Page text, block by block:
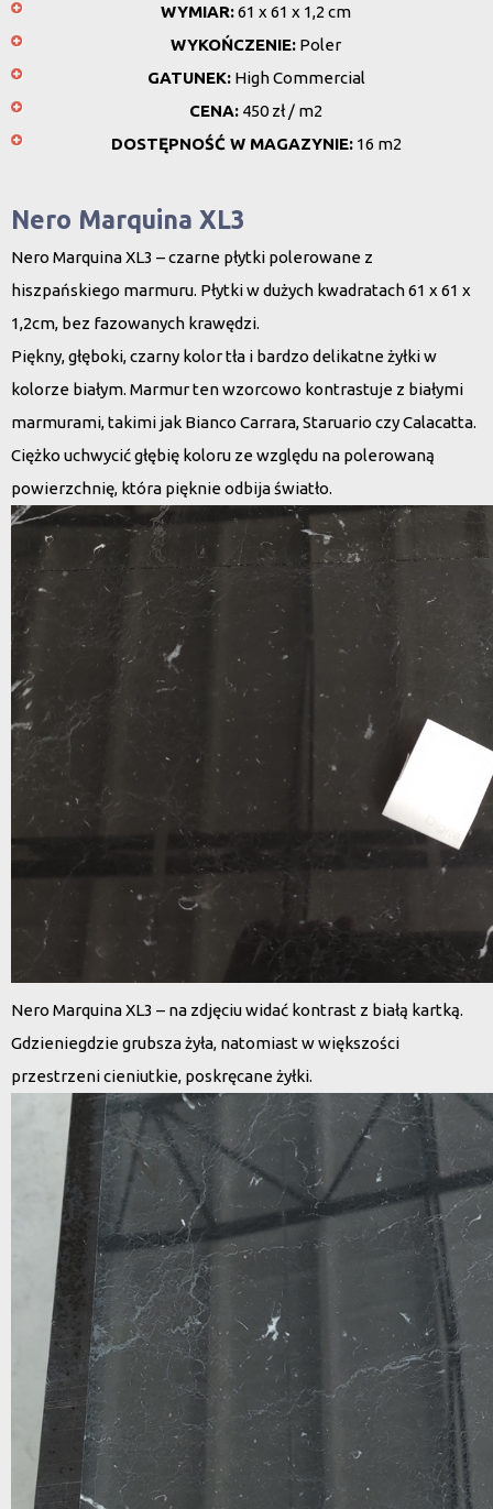
WYMIAR:61 x 61 x 1,2 cm
WYKOŃCZENIE: Poler
GATUNEK:High Commercial
CENA: 450 zł / m2
DOSTĘPNOŚĆ W MAGAZYNIE:16 m2
Nero Marquina XL3
Nero Marquina XL3 – czarne płytki polerowane z
hiszpańskiego marmuru. Płytki w dużych kwadratach 61 x 61 x
1,2cm, bez fazowanych krawędzi.
Piękny, głęboki, czarny kolor tła i bardzo delikatne żyłki w
kolorze białym. Marmur ten wzorcowo kontrastuje z białymi
marmurami, takimi jak Bianco Carrara, Staruario czy Calacatta.
Ciężko uchwycić głębię koloru ze względu na polerowaną
powierzchnię, która pięknie odbija światło.
Nero Marquina XL3 – na zdjęciu widać kontrast z białą kartką.
Gdzieniegdzie grubsza żyła, natomiast w większości
przestrzeni cieniutkie, poskręcane żyłki.